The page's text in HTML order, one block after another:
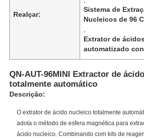
Realçar:
Sistema de
Nucleicos de 96
Extrator de
automatizado
QN-AUT-96MINI Extractor de
totalmente automático
Descrição:
O extrator de ácido nucleico totalmente
adota o método de esfera magnética para
ácido nucleico. Combinando com kits de